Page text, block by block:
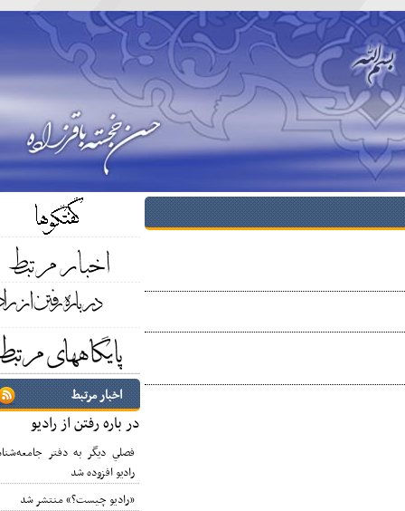
اخبار مرتبط
در باره رفتن از رادیو
فصلي ديگر به دفتر جامعه‌شناسي
راديو افزوده شد
«رادیو چیست؟» منتشر شد